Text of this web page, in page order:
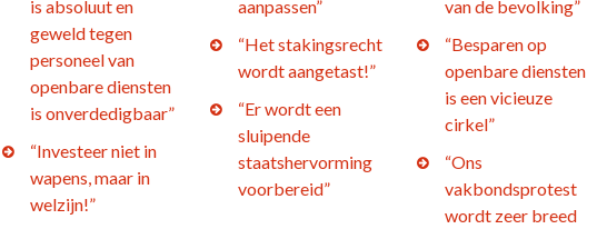
is absoluut en
geweld tegen
personeel van
openbare diensten
is onverdedigbaar”
“Investeer niet in
wapens, maar in
welzijn!”
aanpassen”
“Het stakingsrecht
wordt aangetast!”
“Er wordt een
sluipende
staatshervorming
voorbereid”
van de bevolking”
“Besparen op
openbare diensten
is een vicieuze
cirkel”
“Ons
vakbondsprotest
wordt zeer breed